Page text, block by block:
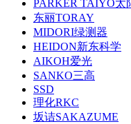
PARKER TAIYO太
东丽TORAY
MIDORI绿测器
HEIDON新东科学
AIKOH爱光
SANKO三高
SSD
理化RKC
坂诘SAKAZUME